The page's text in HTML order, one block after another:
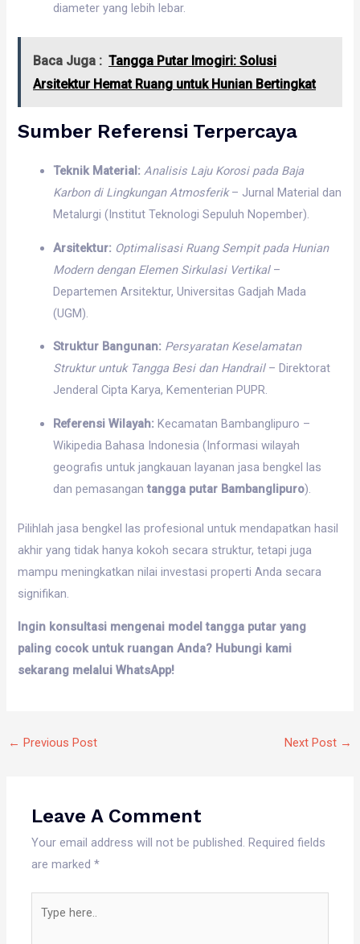
diameter yang lebih lebar.
Baca Juga : Tangga Putar Imogiri: Solusi
Arsitektur Hemat Ruang untuk Hunian Bertingkat
Sumber Referensi Terpercaya
Teknik Material: Analisis Laju Korosi pada Baja
Karbon di Lingkungan Atmosferik– Jurnal Material dan
Metalurgi (Institut Teknologi Sepuluh Nopember).
Arsitektur: Optimalisasi Ruang Sempit pada Hunian
Modern dengan Elemen Sirkulasi Vertikal–
Departemen Arsitektur, Universitas Gadjah Mada
(UGM).
Struktur Bangunan: Persyaratan Keselamatan
Struktur untuk Tangga Besi dan Handrail– Direktorat
Jenderal Cipta Karya, Kementerian PUPR.
Referensi Wilayah: Kecamatan Bambanglipuro –
Wikipedia Bahasa Indonesia (Informasi wilayah
geografis untuk jangkauan layanan jasa bengkel las
dan pemasangantangga putar Bambanglipuro).
Pilihlah jasa bengkel las profesional untuk mendapatkan hasil
akhir yang tidak hanya kokoh secara struktur, tetapi juga
mampu meningkatkan nilai investasi properti Anda secara
signifikan.
Ingin konsultasi mengenai model tangga putar yang
paling cocok untuk ruangan Anda? Hubungi kami
sekarang melalui WhatsApp!
← Previous Post Next Post →
Leave A Comment
Your email address will not be published. Required fields
are marked*